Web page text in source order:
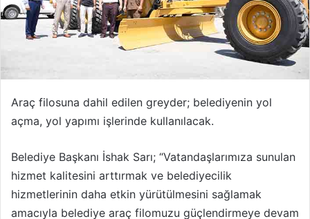
Araç filosuna dahil edilen greyder; belediyenin yol
açma, yol yapımı işlerinde kullanılacak.
Belediye Başkanı İshak Sarı; “Vatandaşlarımıza sunulan
hizmet kalitesini arttırmak ve belediyecilik
hizmetlerinin daha etkin yürütülmesini sağlamak
amacıyla belediye araç filomuzu güçlendirmeye devam